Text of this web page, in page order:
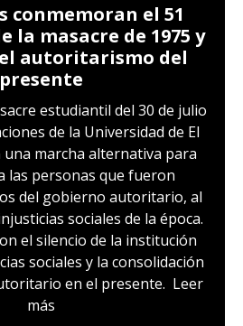
conmemoran el 51
la masacre de 1975 y
autoritarismo del
presente
estudiantil del 30 de julio
de la Universidad de El
una marcha alternativa para
las personas que fueron
del gobierno autoritario, al
sociales de la época.
el silencio de la institución
sociales y la consolidación
en el presente. Leer
más